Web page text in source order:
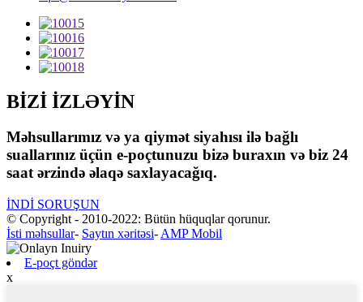
BİZİ İZLƏYİN
Məhsullarımız və ya qiymət siyahısı ilə bağlı
suallarınız üçün e-poçtunuzu bizə buraxın və biz 24
saat ərzində əlaqə saxlayacağıq.
İNDİ SORUŞUN
© Copyright - 2010-2022: Bütün hüquqlar qorunur.
İsti məhsullar- Saytın xəritəsi- AMP Mobil
E-poçt göndər
x